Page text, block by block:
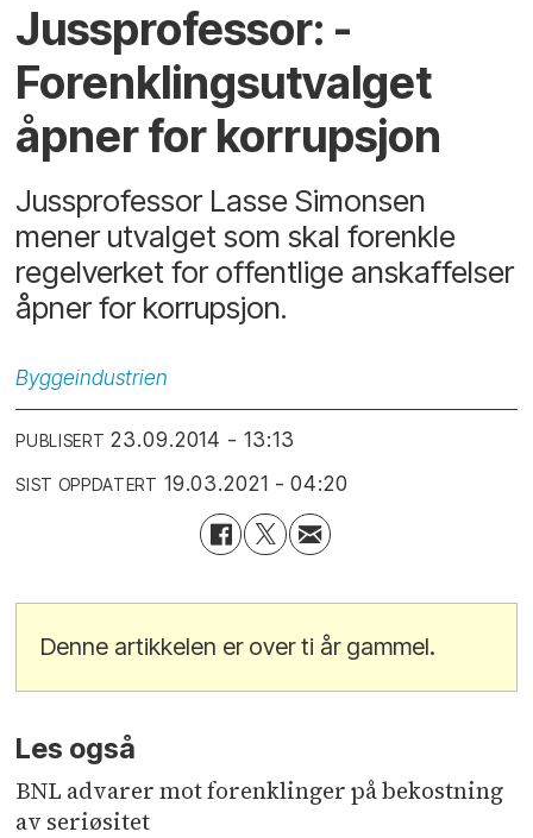
Jussprofessor: -
Forenklingsutvalget
åpner for korrupsjon
Jussprofessor Lasse Simonsen
mener utvalget som skal forenkle
regelverket for offentlige anskaffelser
åpner for korrupsjon.
Byggeindustrien
PUBLISERT 23.09.2014 - 13:13
SIST OPPDATERT 19.03.2021 - 04:20
Denne artikkelen er over ti år gammel.
Les også
BNL advarer mot forenklinger på bekostning
av seriøsitet